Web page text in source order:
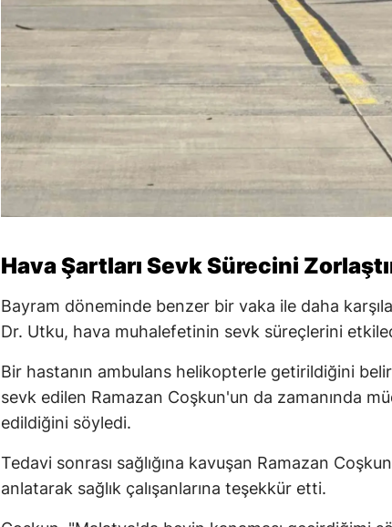
Hava Şartları Sevk Sürecini
Bayram döneminde benzer bir vaka ile daha
Dr. Utku, hava muhalefetinin sevk süreçlerini
Bir hastanın ambulans helikopterle getirildiğini
sevk edilen Ramazan Coşkun'un da zamanında
edildiğini söyledi.
Tedavi sonrası sağlığına kavuşan Ramazan
anlatarak sağlık çalışanlarına teşekkür etti.